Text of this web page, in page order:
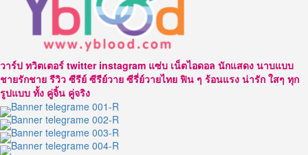
วาร์ป ทวิตเตอร์ twitter instagram แซ่บ เน็ตไอดอล นักแสดง นาบแบบ
ชายรักชาย รีวิว ซีรีย์ ซีรีย์วาย ซีรี่ย์วายไทย ฟิน ๆ ร้อนแรง น่ารัก ใสๆ ทุก
รูปแบบ ทั้ง คู่จิ้น คู่จริง